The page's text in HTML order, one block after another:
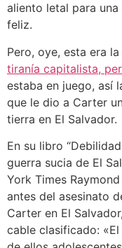
aliento letal para
feliz.
Pero, oye, esta era
tiranía capitalista,
estaba en juego, así
que le dio a Carter
tierra en El Salvador.
En su libro
guerra sucia de El
York Times
antes del asesinato
Carter en El
cable clasificado: